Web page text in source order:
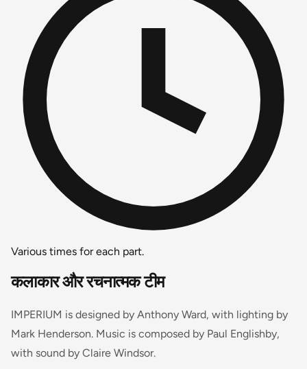
Various times for each part.
कलाकार और रचनात्मक टीम
IMPERIUM is designed by Anthony Ward, with lighting by
Mark Henderson. Music is composed by Paul Englishby,
with sound by Claire Windsor.